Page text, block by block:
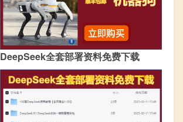
DeepSeek全套部署资料免费下载